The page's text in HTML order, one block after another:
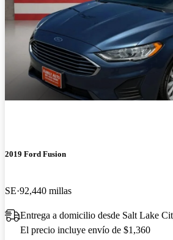
2019 Ford Fusion
SE 92,440 millas
Entrega a domicilio desde Salt Lake
El precio incluye envío de $1,360